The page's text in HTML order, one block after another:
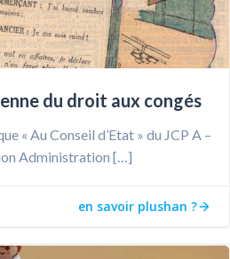
du droit aux congés
« Au Conseil d’Etat » du JCP A –
Administration […]
en savoir plushan ?